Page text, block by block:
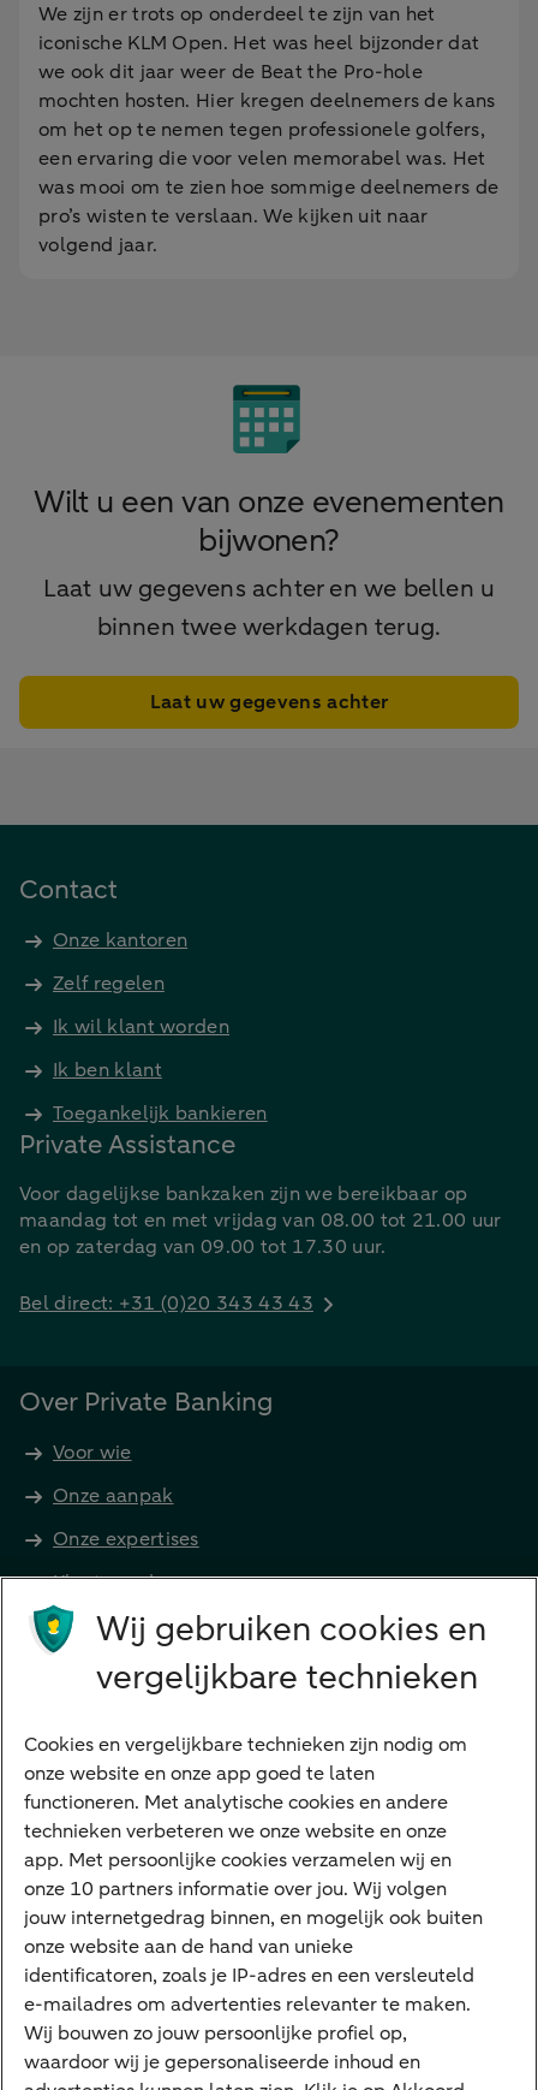
We zijn er trots op onderdeel te zijn van het
iconische KLM Open. Het was heel bijzonder dat
we ook dit jaar weer de Beat the Pro-hole
mochten hosten. Hier kregen deelnemers de kans
om het op te nemen tegen professionele golfers,
een ervaring die voor velen memorabel was. Het
was mooi om te zien hoe sommige deelnemers de
pro’s wisten te verslaan. We kijken uit naar
volgend jaar.
Wilt u een van onze evenementen
bijwonen?
Laat uw gegevens achter en we bellen u
binnen twee werkdagen terug.
Laat uw gegevens achter
Contact
Onze kantoren
Zelf regelen
Ik wil klant worden
Ik ben klant
Toegankelijk bankieren
Private Assistance
Voor dagelijkse bankzaken zijn we bereikbaar op
maandag tot en met vrijdag van 08.00 tot 21.00 uur
en op zaterdag van 09.00 tot 17.30 uur.
Bel direct: +31 (0)20 343 43 43
Over Private Banking
Voor wie
Onze aanpak
Onze expertises
Klant worden
Producten
Beleggen
Betalen
Sparen
Meest gezocht
Jaaroverzicht
Machtiging
E.dentifier
Deposito
Uw situatie
Wij gebruiken cookies en
vergelijkbare technieken
Cookies en vergelijkbare technieken zijn nodig om
onze website en onze app goed te laten
functioneren. Met analytische cookies en andere
technieken verbeteren we onze website en onze
app. Met persoonlijke cookies verzamelen wij en
onze 10 partners informatie over jou. Wij volgen
jouw internetgedrag binnen, en mogelijk ook buiten
onze website aan de hand van unieke
identificatoren, zoals je IP-adres en een versleuteld
e-mailadres om advertenties relevanter te maken.
Wij bouwen zo jouw persoonlijke profiel op,
waardoor wij je gepersonaliseerde inhoud en